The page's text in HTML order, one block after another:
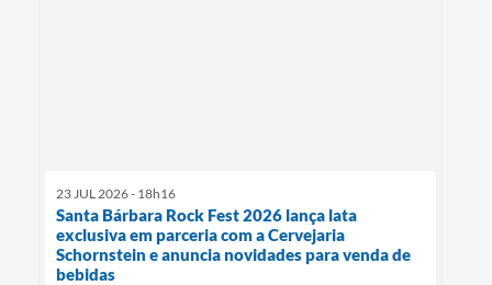
23 JUL 2026 - 18h16
Santa Bárbara Rock Fest 2026 lança lata
exclusiva em parceria com a Cervejaria
Schornstein e anuncia novidades para venda de
bebidas